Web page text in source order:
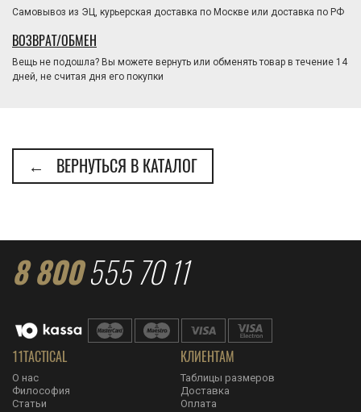
Самовывоз из ЭЦ, курьерская доставка по Москве или доставка по РФ
ВОЗВРАТ/ОБМЕН
Вещь не подошла? Вы можете вернуть или обменять товар в течение 14
дней, не считая дня его покупки
← ВЕРНУТЬСЯ В КАТАЛОГ
8 800555 70 11
11TACTICAL
О нас
Философия
Статьи
КЛИЕНТАМ
Таблицы размеров
Доставка
Оплата